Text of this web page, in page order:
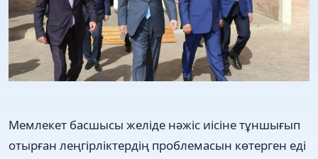
Мемлекет басшысы желіде нәжіс иісіне тұншығып
отырған леңгірліктердің проблемасын көтерген еді